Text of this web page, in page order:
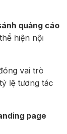
quảng cáo
hiện nội
vai trò
lệ tương tác
page